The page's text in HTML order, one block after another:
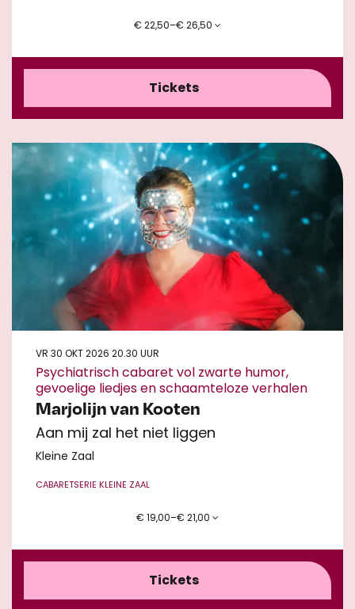
€ 22,50–€ 26,50
Tickets
Marjolijn van Kooten
Aan mij zal het niet liggen
Psychiatrisch cabaret vol zwarte humor,
gevoelige liedjes en schaamteloze verhalen
VR 30 OKT 2026 20.30 UUR
Kleine Zaal
CABARETSERIE KLEINE ZAAL
€ 19,00–€ 21,00
Tickets